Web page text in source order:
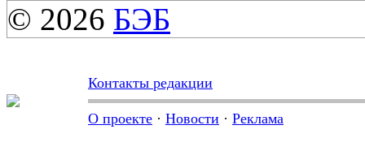
© 2026 БЭБ
Контакты редакции
О проекте · Новости · Реклама